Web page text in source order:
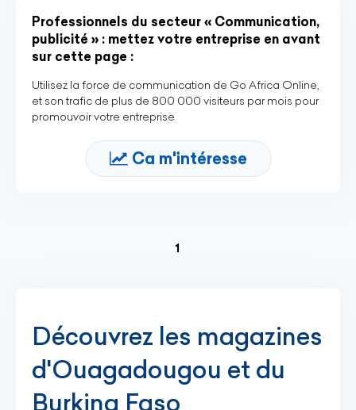
Professionnels du secteur « Communication,
publicité » : mettez votre entreprise en avant
sur cette page :
Utilisez la force de communication de Go Africa Online,
et son trafic de plus de 800 000 visiteurs par mois pour
promouvoir votre entreprise
Ca m'intéresse
1
Découvrez les magazines
d'Ouagadougou et du
Burkina Faso